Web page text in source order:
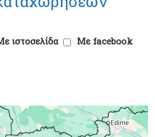
ιστοσελίδα
Με facebook